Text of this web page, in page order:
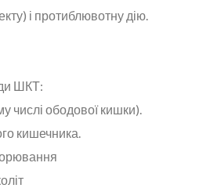
і протиблювотну дію.
ШКТ:
числі ободової кишки).
кишечника.